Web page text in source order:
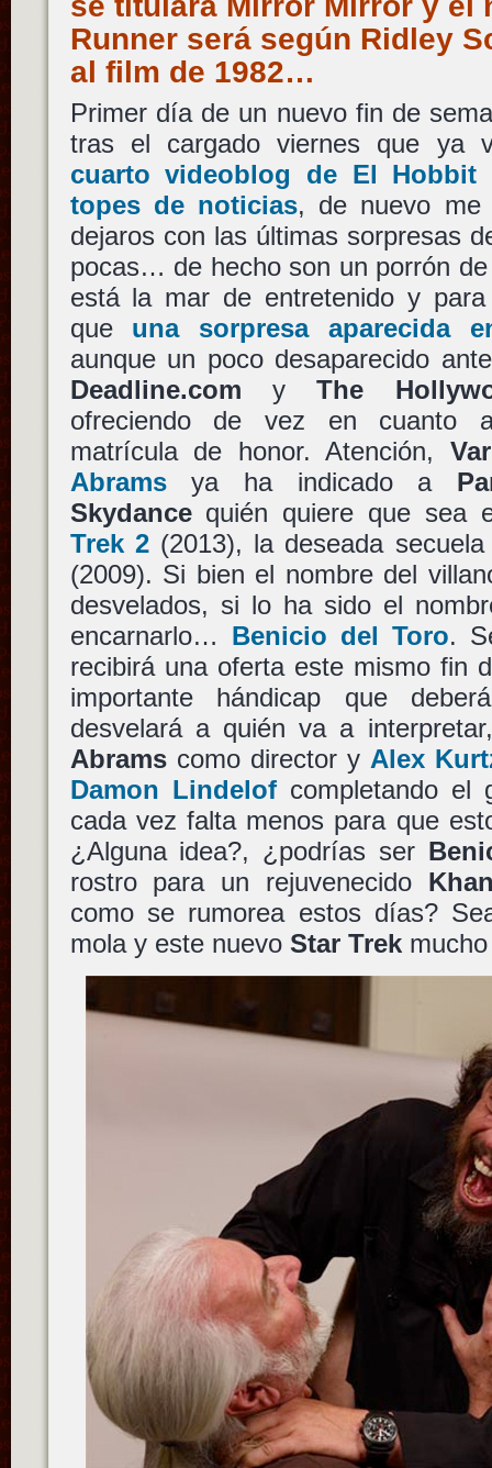
Runner será según Ridley
al film de 1982…
Primer día de un nuevo fin de
tras el cargado viernes que ya
cuarto videoblog de El Hobbit
topes de noticias, de nuevo me
dejaros con las últimas sorpresas
pocas… de hecho son un porrón
está la mar de entretenido y
que una sorpresa aparecida
aunque un poco desaparecido
Deadline.com yThe
ofreciendo de vez en cuanto
matrícula de honor. Atención,
Abramsya ha indicado a
Skydancequién quiere que sea
Trek 2(2013), la deseada
(2009). Si bien el nombre del
desvelados, si lo ha sido el
encarnarlo… Benicio del Toro.
recibirá una oferta este mismo fin
importante hándicap que
desvelará a quién va a
Abramscomo director y Alex
Damon Lindelofcompletando el
cada vez falta menos para que
¿Alguna idea?, ¿podrías ser
rostro para un rejuvenecido
como se rumorea estos días?
mola y este nuevo Star Trekmucho